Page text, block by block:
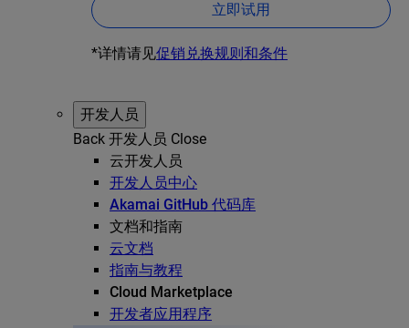
立即试用
*详情请见促销兑换规则和条件
开发人员
Back 开发人员 Close
云开发人员
开发人员中心
Akamai GitHub 代码库
文档和指南
云文档
指南与教程
Cloud Marketplace
开发者应用程序